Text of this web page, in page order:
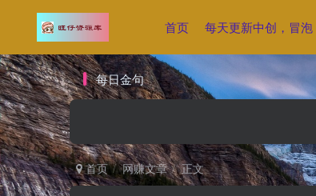
首页 每天更新中创，冒
每日金句
首页 网赚文章 正文